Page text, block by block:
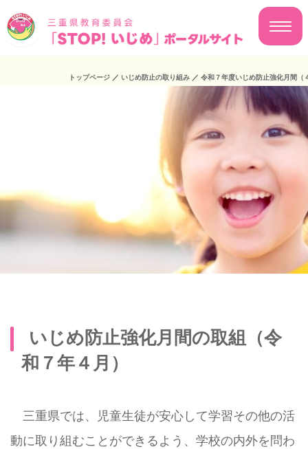
トップページ ／ いじめ防止の取り組み ／ 令和７年度いじめ防止強化月間（
いじめ防止強化月間の取組（令
和７年４月）
三重県では、児童生徒が安心して学習その他の活
動に取り組むことができるよう、学校の内外を問わ